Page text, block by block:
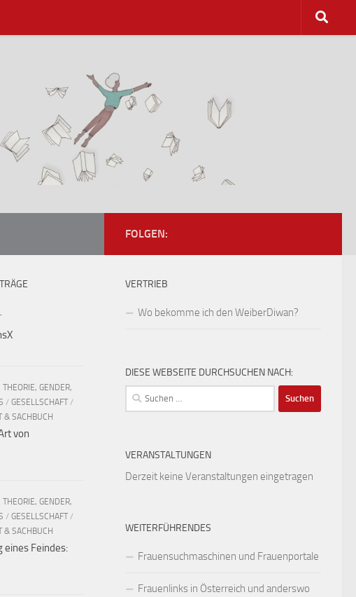
FOLGEN:
VERTRIEB
Wo bekomme ich den WeiberDiwan?
DIESE WEBSEITE DURCHSUCHEN NACH:
Suchen
nach:
VERANSTALTUNGEN
Derzeit keine Veranstaltungen eingetragen
WEITERFÜHRENDES
Frauensuchmaschinen und Frauenportale
Frauenlinks in Österreich und anderswo
GENDER,
/ GESELLSCHAFT /
& SACHBUCH
von
GENDER,
/ GESELLSCHAFT /
& SACHBUCH
eines Feindes: